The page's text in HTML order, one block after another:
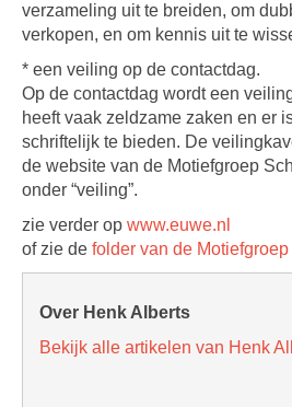
verzameling uit te breiden, om
verkopen, en om kennis uit te
* een veiling op de contactdag.
Op de contactdag wordt een
heeft vaak zeldzame zaken en er
schriftelijk te bieden. De
de website van de Motiefgroep
onder “veiling”.
zie verder op www.euwe.nl
of zie de folder van de
Over Henk Alberts
Bekijk alle artikelen van Henk